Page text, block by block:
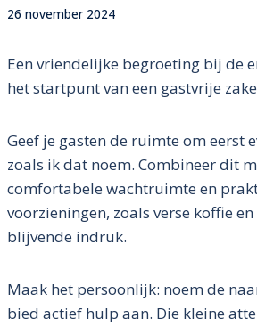
26 november 2024
Een vriendelijke begroeting bij de
het startpunt van een gastvrije
Geef je gasten de ruimte om eerst
zoals ik dat noem. Combineer dit
comfortabele wachtruimte en
voorzieningen, zoals verse koffie
blijvende indruk.
Maak het persoonlijk: noem de
bied actief hulp aan. Die kleine